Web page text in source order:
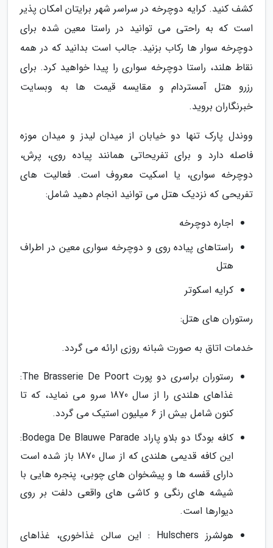
کشف کنید. کرایه دوچرخه در سراسر شهر برایتان امکان پذیر
است که به راحتی می توانید در راستا معین شده برای
دوچرخه سوار ها رکاب بزنید. جالب است بدانید که در همه
نقاط هلند، راستا دوچرخه سواری را پیدا خواهید کرد. برای
رزرو هتل آمستردام و مقایسه قیمت ها به وبسایت
خبرنگاران بروید.
ووندل پارک تنها دو خیابان از میدان لیدز و میدان موزه
فاصله دارد و برای تفریحاتی همانند پیاده روی، پرش،
دوچرخه سواری، یا اسکیت معروف است. فعالیت های
تفریحی که نزدیک هتل می توانید انجام دهید شامل:
اجاره دوچرخه
راستاهای پیاده روی و دوچرخه سواری معین در اطراف
هتل
کرایه اسکوتر
رستوران های هتل:
خدمات اتاق به صورت شبانه روزی ارائه می گردد.
رستوران براسری دو پورت The Brasserie De Poort:
غذاهای هلندی را از سال 1870 سرو می نماید، که تا
کنون شامل بیش از 6 میلیون استیک می گردد.
کافه بودگا دو بلاو پاراد Bodega De Blauwe Parade:
این کافه قدیمی هلندی که از سال 1870 باز شده است
دارای قفسه ها و پیشخوان های چوبی، پنجره هایی با
شیشه های رنگی و کاشی های واقعی دلفت بر روی
دیوارها است.
هولشرز Hulschers : این سالن غذاخوری، غذاهای